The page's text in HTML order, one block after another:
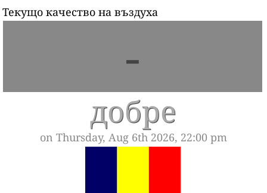
Текущо качество на въздуха
-
добре
on Thursday, Aug 6th 2026, 22:00 pm